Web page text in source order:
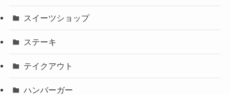
スイーツショップ
ステーキ
テイクアウト
ハンバーガー